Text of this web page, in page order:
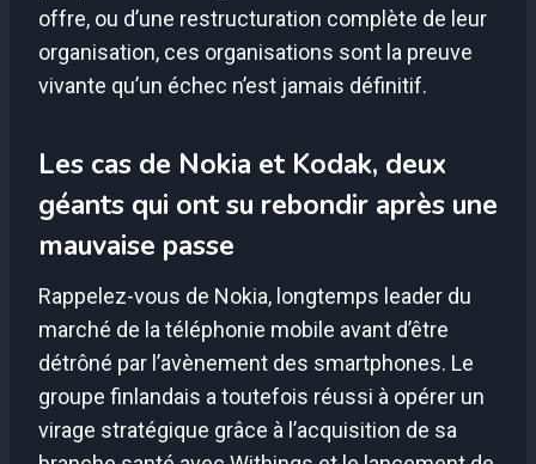
offre, ou d’une restructuration complète de leur
organisation, ces organisations sont la preuve
vivante qu’un échec n’est jamais définitif.
Les cas de Nokia et Kodak, deux
géants qui ont su rebondir après une
mauvaise passe
Rappelez-vous de Nokia, longtemps leader du
marché de la téléphonie mobile avant d’être
détrôné par l’avènement des smartphones. Le
groupe finlandais a toutefois réussi à opérer un
virage stratégique grâce à l’acquisition de sa